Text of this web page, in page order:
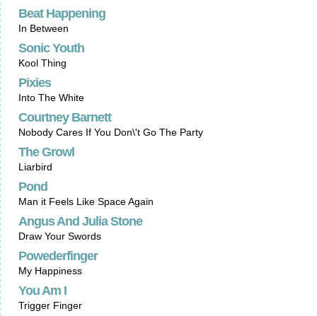
Beat Happening
In Between
Sonic Youth
Kool Thing
Pixies
Into The White
Courtney Barnett
Nobody Cares If You Don\'t Go The Party
The Growl
Liarbird
Pond
Man it Feels Like Space Again
Angus And Julia Stone
Draw Your Swords
Powederfinger
My Happiness
You Am I
Trigger Finger